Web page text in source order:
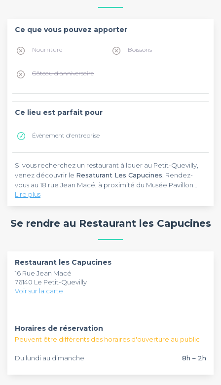
Ce que vous pouvez apporter
Nourriture Boissons
Gâteau d'anniversaire
Ce lieu est parfait pour
Évènement d'entreprise
Si vous recherchez un restaurant à louer au Petit-Quevilly,
venez découvrir le Resaturant Les Capucines . Rendez-
vous au 18 rue Jean Macé, à proximité du Musée Pavillon
Gustave-Flaubert et de la Plage. Le restaurant est
parfaitement équipé, que ce soit pour un jeu d'entreprise,
également tous les autres restaurants dans notre top
Les convives peuvent également compter sur un
au
Resaturant Les Capucines. Vous aurez la possibilité de
ou une soirée dansante.
toute la France. Rooftops, espaces, Châteaux ou encore
appartements : plus de 3 000 établissements sont
référencés sur notre catalogue pour s'adapter à toutes les
demandes. Parce qu'un évènement professionnel est
de tous vos évènements professionnels, ainsi qu'un suivi
personnalisé.
Lire plus
Se rendre au Restaurant les Capucines
Restaurant les Capucines
16 Rue Jean Macé
76140 Le Petit-Quevilly
Voir sur la carte
Horaires de réservation
Peuvent être différents des horaires d'ouverture au public
Du lundi au dimanche 8h – 2h